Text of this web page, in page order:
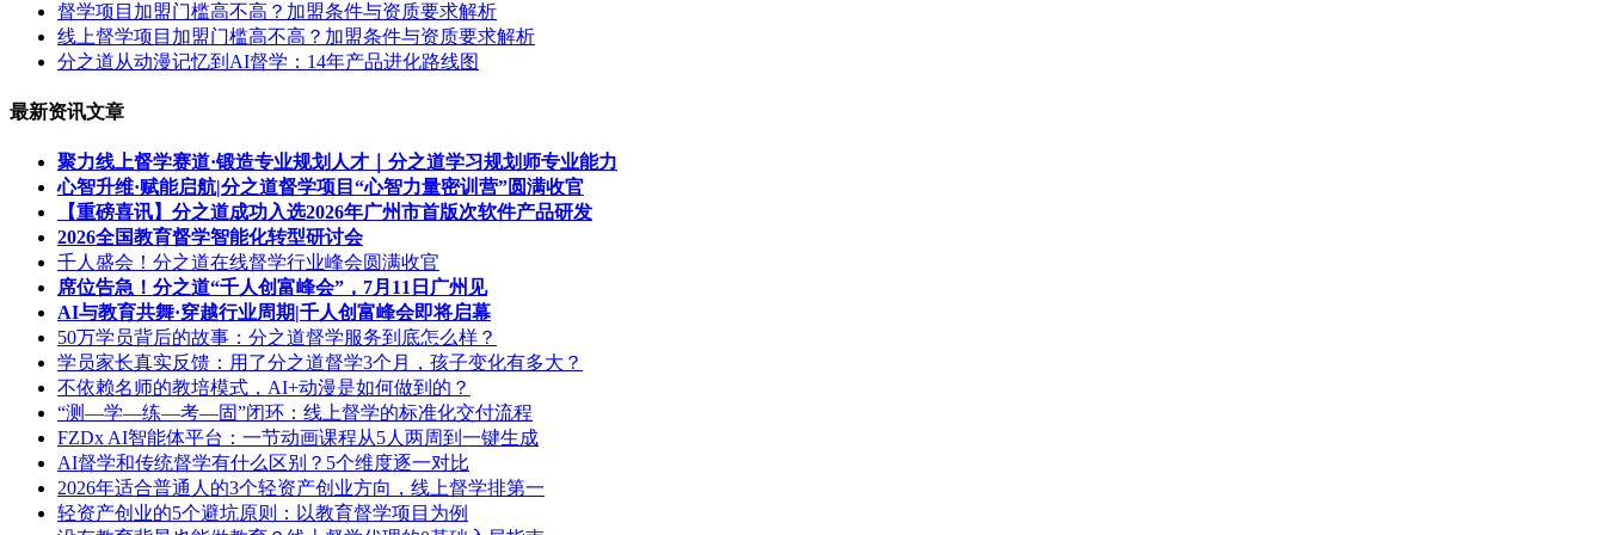
督学项目加盟门槛高不高？加盟条件与资质要求解析
线上督学项目加盟门槛高不高？加盟条件与资质要求解析
分之道从动漫记忆到AI督学：14年产品进化路线图
最新资讯文章
聚力线上督学赛道·锻造专业规划人才｜分之道学习规划师专业能力
心智升维·赋能启航|分之道督学项目“心智力量密训营”圆满收官
【重磅喜讯】分之道成功入选2026年广州市首版次软件产品研发
2026全国教育督学智能化转型研讨会
千人盛会！分之道在线督学行业峰会圆满收官
席位告急！分之道“千人创富峰会”，7月11日广州见
AI与教育共舞·穿越行业周期|千人创富峰会即将启幕
50万学员背后的故事：分之道督学服务到底怎么样？
学员家长真实反馈：用了分之道督学3个月，孩子变化有多大？
不依赖名师的教培模式，AI+动漫是如何做到的？
“测—学—练—考—固”闭环：线上督学的标准化交付流程
FZDx AI智能体平台：一节动画课程从5人两周到一键生成
AI督学和传统督学有什么区别？5个维度逐一对比
2026年适合普通人的3个轻资产创业方向，线上督学排第一
轻资产创业的5个避坑原则：以教育督学项目为例